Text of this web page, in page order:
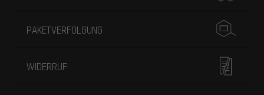
PAKETVERFOLGUNG
WIDERRUF